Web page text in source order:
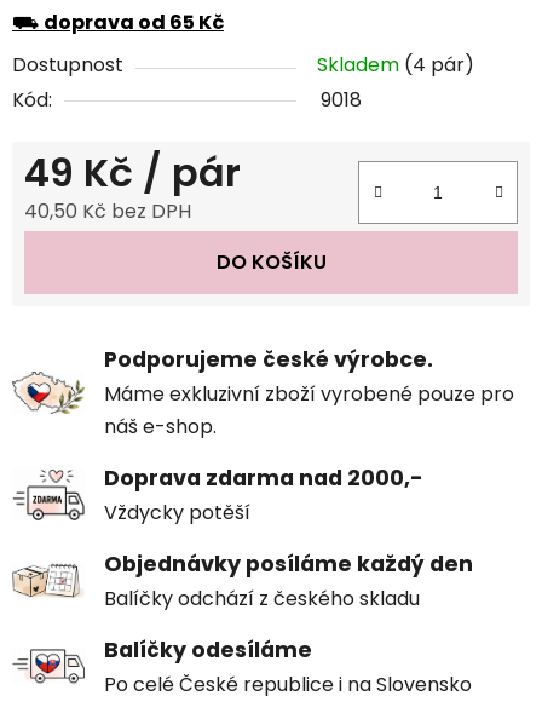
⛟ doprava od 65 Kč
Dostupnost
Skladem (4 pár)
Kód:
9018
49 Kč / pár
40,50 Kč bez DPH
DO KOŠÍKU
Podporujeme české výrobce.
Máme exkluzivní zboží vyrobené pouze pro
náš e-shop.
Doprava zdarma nad 2000,-
Vždycky potěší
Objednávky posíláme každý den
Balíčky odchází z českého skladu
Balíčky odesíláme
Po celé České republice i na Slovensko